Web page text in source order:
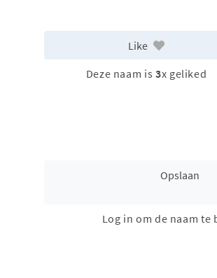
Like
Deze naam is 3x geliked
Opslaan
Log in om de naam te